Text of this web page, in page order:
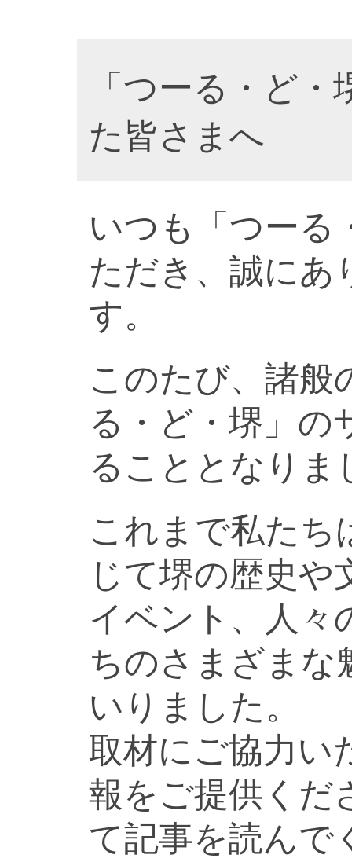
「つーる・ど
た皆さまへ
いつも「つーる
ただき、誠にあ
す。
このたび、諸般
る・ど・堺」の
ることとなりま
これまで私たち
じて堺の歴史や
イベント、人々
ちのさまざまな
いりました。
取材にご協力い
報をご提供くだ
て記事を読んで